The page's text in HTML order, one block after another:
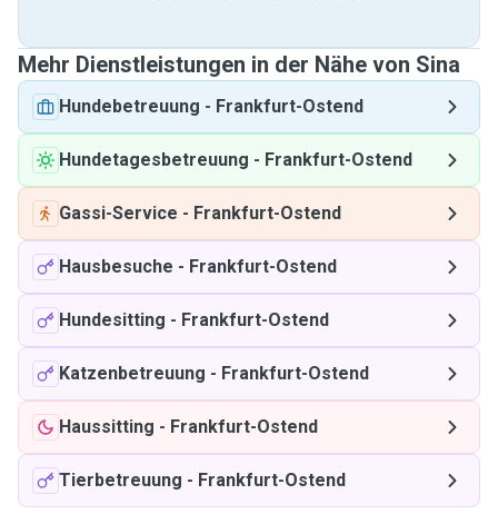
Mehr Dienstleistungen in der Nähe von Sina
Hundebetreuung - Frankfurt-Ostend
Hundetagesbetreuung - Frankfurt-Ostend
Gassi-Service - Frankfurt-Ostend
Hausbesuche - Frankfurt-Ostend
Hundesitting - Frankfurt-Ostend
Katzenbetreuung - Frankfurt-Ostend
Haussitting - Frankfurt-Ostend
Tierbetreuung - Frankfurt-Ostend